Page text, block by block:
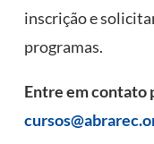
inscrição e
programas.
Entre em contato